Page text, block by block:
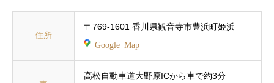
住所
〒769-1601 香川県観音寺市豊浜町姫浜
Google Map
高松自動車道大野原ICから車で約3分